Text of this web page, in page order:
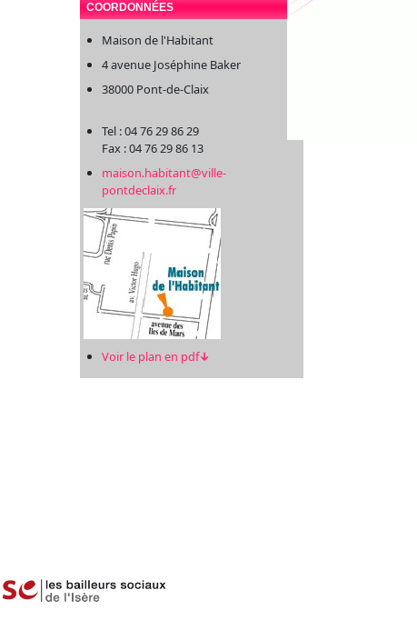
COORDONNÉES
Maison de l'Habitant
4 avenue Joséphine Baker
38000 Pont-de-Claix
Tel : 04 76 29 86 29
Fax : 04 76 29 86 13
maison.habitant@ville-
pontdeclaix.fr
Voir le plan en pdf↓